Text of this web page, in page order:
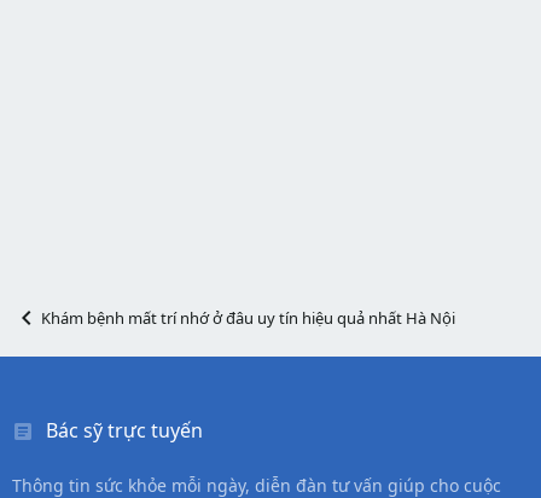
Khám bệnh mất trí nhớ ở đâu uy tín hiệu quả nhất Hà Nội
Bác sỹ trực tuyến
Thông tin sức khỏe mỗi ngày, diễn đàn tư vấn giúp cho cuộc